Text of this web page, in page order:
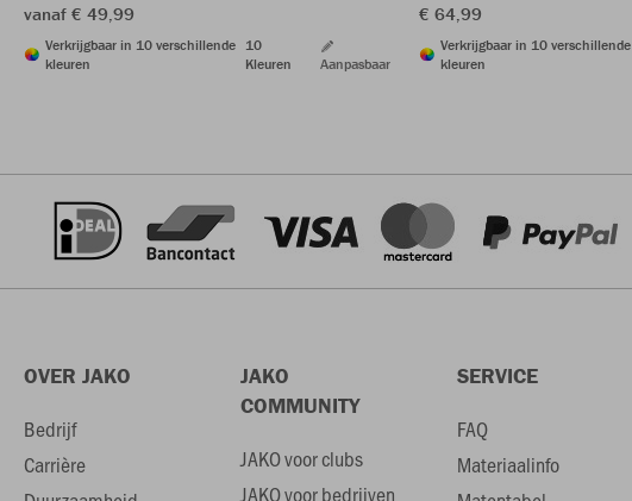
vanaf € 49,99
Verkrijgbaar in 10 verschillende
kleuren
10
Kleuren
Aanpasbaar
€ 64,99
Verkrijgbaar in 10 verschillende
kleuren
OVER JAKO
Bedrijf
Carrière
JAKO
COMMUNITY
JAKO voor clubs
JAKO voor bedrijven
SERVICE
FAQ
Materiaalinfo